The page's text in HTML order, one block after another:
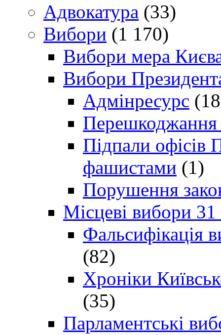
Адвокатура (33)
Вибори (1 170)
Вибори мера
Вибори
Адмінресурс
Перешкоджання
Підпали офісів
фашистами (1)
Порушення
Місцеві вибори
Фальсифікація
(82)
Хроніки
(35)
Парламентські